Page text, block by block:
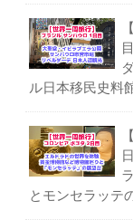
ル日本移民史料
とモンセラッテ